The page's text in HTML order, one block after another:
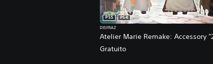
Atelier Marie Remake: Accessory
PS5
PS4
DISFRAZ
Gratuito